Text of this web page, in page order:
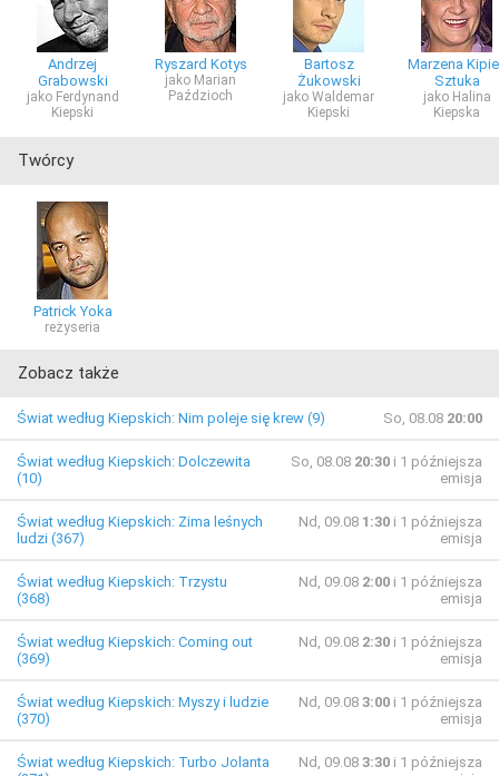
Andrzej
Grabowski
jako Ferdynand
Kiepski
Ryszard Kotys
jako Marian
Paździoch
Bartosz
Żukowski
jako Waldemar
Kiepski
Marzena
Sztuka
jako Halina
Kiepska
Twórcy
Patrick Yoka
reżyseria
Zobacz także
Świat według Kiepskich: Nim poleje się krew (9) So, 08.08 20:00
Świat według Kiepskich: Dolczewita
(10)
So, 08.08 20:30 i 1 późniejsza
emisja
Świat według Kiepskich: Zima leśnych
ludzi (367)
Nd, 09.08 1:30 i 1 późniejsza
emisja
Świat według Kiepskich: Trzystu
(368)
Nd, 09.08 2:00 i 1 późniejsza
emisja
Świat według Kiepskich: Coming out
(369)
Nd, 09.08 2:30 i 1 późniejsza
emisja
Świat według Kiepskich: Myszy i ludzie
(370)
Nd, 09.08 3:00 i 1 późniejsza
emisja
Świat według Kiepskich: Turbo Jolanta
Nd, 09.08 3:30 i 1 późniejsza